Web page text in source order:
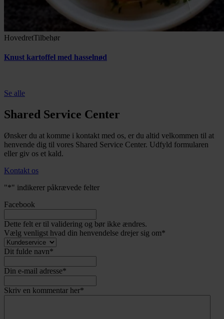
HovedretTilbehør
Knust kartoffel med hasselnød
Se alle
Shared Service Center
Ønsker du at komme i kontakt med os, er du altid velkommen til at
henvende dig til vores Shared Service Center. Udfyld formularen
eller giv os et kald.
Kontakt os
"*" indikerer påkrævede felter
Facebook
Dette felt er til validering og bør ikke ændres.
Vælg venligst hvad din henvendelse drejer sig om*
Dit fulde navn*
Din e-mail adresse*
Skriv en kommentar her*